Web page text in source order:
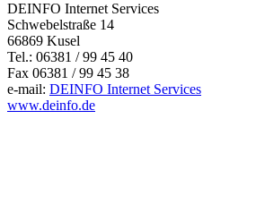
DEINFO Internet Services
Schwebelstraße 14
66869 Kusel
Tel.: 06381 / 99 45 40
Fax 06381 / 99 45 38
e-mail: DEINFO Internet Services
www.deinfo.de